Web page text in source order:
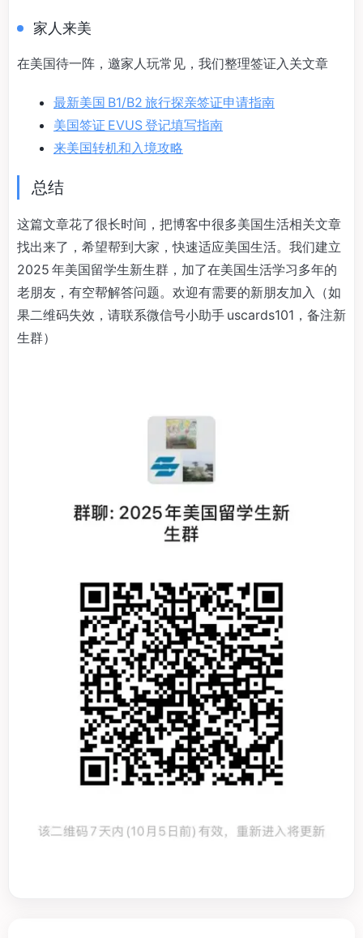
家人来美
在美国待一阵，邀家人玩常见，我们整理签证入关文章
最新美国 B1/B2 旅行探亲签证申请指南
美国签证 EVUS 登记填写指南
来美国转机和入境攻略
总结
这篇文章花了很长时间，把博客中很多美国生活相关文章
找出来了，希望帮到大家，快速适应美国生活。我们建立
2025 年美国留学生新生群，加了在美国生活学习多年的
老朋友，有空帮解答问题。欢迎有需要的新朋友加入（如
果二维码失效，请联系微信号小助手 uscards101，备注新
生群）